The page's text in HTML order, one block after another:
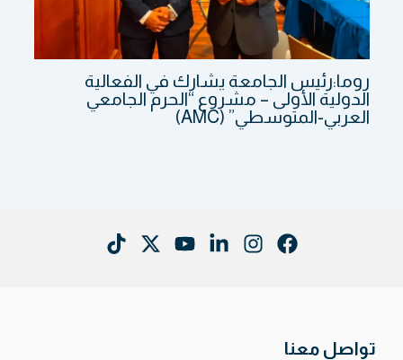
روما:رئيس الجامعة يشارك في الفعالية
الدولية الأولى – مشروع “الحرم الجامعي
العربي-المتوسطي” (AMC)
تواصل معنا